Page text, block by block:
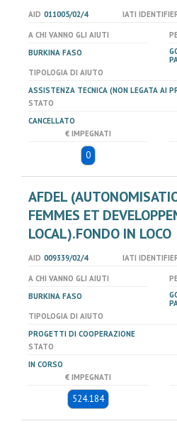
AID 011005/02/4 IATI
A CHI VANNO GLI AIUTI
BURKINA FASO
TIPOLOGIA DI AIUTO
ASSISTENZA TECNICA (NON LEGATA AI
STATO
CANCELLATO
€ IMPEGNATI
0
AFDEL
FEMMES ET
LOCAL).FONDO IN LOCO
AID 009339/02/4 IATI
A CHI VANNO GLI AIUTI
BURKINA FASO
TIPOLOGIA DI AIUTO
PROGETTI DI COOPERAZIONE
STATO
IN CORSO
€ IMPEGNATI
524.184